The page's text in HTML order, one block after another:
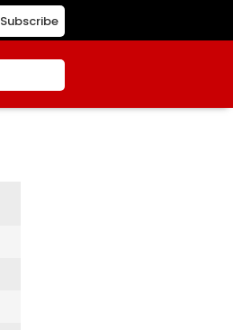
Subscribe